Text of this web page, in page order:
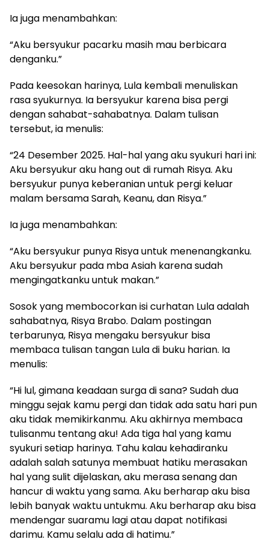
Ia juga menambahkan:
“Aku bersyukur pacarku masih mau berbicara
denganku.”
Pada keesokan harinya, Lula kembali menuliskan
rasa syukurnya. Ia bersyukur karena bisa pergi
dengan sahabat-sahabatnya. Dalam tulisan
tersebut, ia menulis:
“24 Desember 2025. Hal-hal yang aku syukuri hari ini:
Aku bersyukur aku hang out di rumah Risya. Aku
bersyukur punya keberanian untuk pergi keluar
malam bersama Sarah, Keanu, dan Risya.”
Ia juga menambahkan:
“Aku bersyukur punya Risya untuk menenangkanku.
Aku bersyukur pada mba Asiah karena sudah
mengingatkanku untuk makan.”
Sosok yang membocorkan isi curhatan Lula adalah
sahabatnya, Risya Brabo. Dalam postingan
terbarunya, Risya mengaku bersyukur bisa
membaca tulisan tangan Lula di buku harian. Ia
menulis:
“Hi lul, gimana keadaan surga di sana? Sudah dua
minggu sejak kamu pergi dan tidak ada satu hari pun
aku tidak memikirkanmu. Aku akhirnya membaca
tulisanmu tentang aku! Ada tiga hal yang kamu
syukuri setiap harinya. Tahu kalau kehadiranku
adalah salah satunya membuat hatiku merasakan
hal yang sulit dijelaskan, aku merasa senang dan
hancur di waktu yang sama. Aku berharap aku bisa
lebih banyak waktu untukmu. Aku berharap aku bisa
mendengar suaramu lagi atau dapat notifikasi
darimu. Kamu selalu ada di hatimu.”